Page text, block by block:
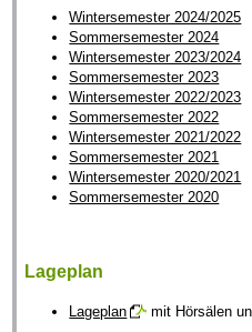
Wintersemester 2024/2025
Sommersemester 2024
Wintersemester 2023/2024
Sommersemester 2023
Wintersemester 2022/2023
Sommersemester 2022
Wintersemester 2021/2022
Sommersemester 2021
Wintersemester 2020/2021
Sommersemester 2020
Lageplan
Lageplan mit Hörsälen